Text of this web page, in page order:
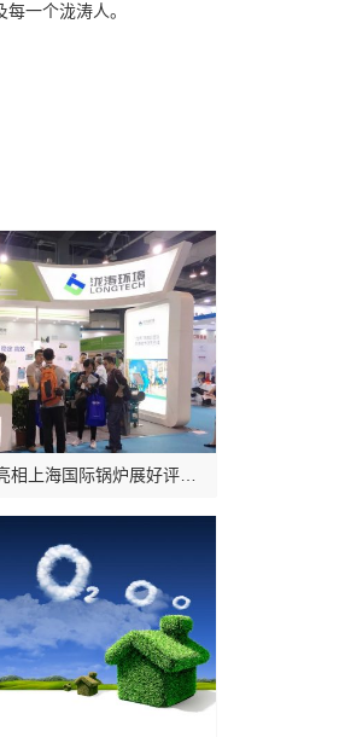
一个泷涛人。
泷涛环境首次亮相上海国际锅炉展好评如潮